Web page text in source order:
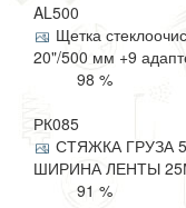
AL500
Щетка
20"/500 мм +9
98 %
РК085
СТЯЖКА ГРУЗА
ШИРИНА ЛЕНТЫ
91 %